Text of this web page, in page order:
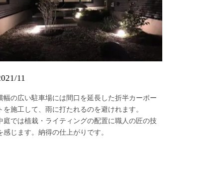
11
幅の広い駐車場には間口を延長した折半カーポー
トを施工して、雨に打たれるのを避けれます。
庭では植栽・ライティングの配置に職人の匠の技
感じます。納得の仕上がりです。